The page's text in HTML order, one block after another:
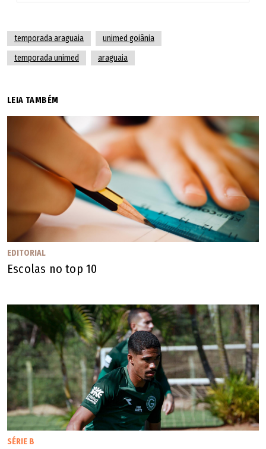
temporada araguaia
unimed goiânia
temporada unimed
araguaia
LEIA TAMBÉM
EDITORIAL
Escolas no top 10
SÉRIE B